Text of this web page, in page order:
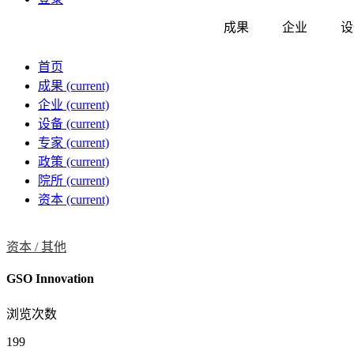
成果 企业
首页
成果 (current)
企业 (current)
设备 (current)
专家 (current)
政策 (current)
院所 (current)
资本 (current)
资本 /其他
GSO Innovation
浏览次数
199